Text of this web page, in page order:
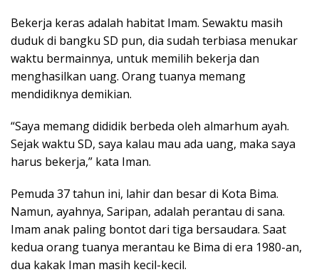
Bekerja keras adalah habitat Imam. Sewaktu masih
duduk di bangku SD pun, dia sudah terbiasa menukar
waktu bermainnya, untuk memilih bekerja dan
menghasilkan uang. Orang tuanya memang
mendidiknya demikian.
“Saya memang dididik berbeda oleh almarhum ayah.
Sejak waktu SD, saya kalau mau ada uang, maka saya
harus bekerja,” kata Iman.
Pemuda 37 tahun ini, lahir dan besar di Kota Bima.
Namun, ayahnya, Saripan, adalah perantau di sana.
Imam anak paling bontot dari tiga bersaudara. Saat
kedua orang tuanya merantau ke Bima di era 1980-an,
dua kakak Iman masih kecil-kecil.